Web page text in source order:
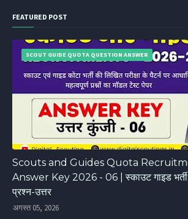
FEATURED POST
SCOUT GUIDE QUOTA QUESTION ANSWER
Scouts and Guides Quota
Answer Key 2026 - 06 | स्काउट गाइड भर्ती
प्रश्न-उत्तर
अगस्त 05, 2026